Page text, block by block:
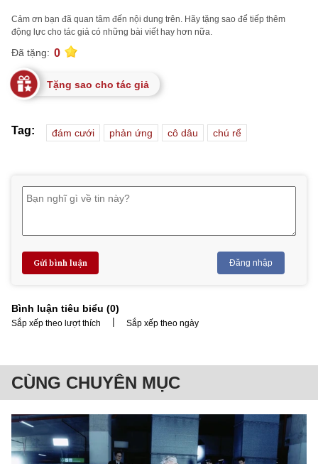
Cảm ơn bạn đã quan tâm đến nội dung trên. Hãy tặng sao để tiếp thêm
động lực cho tác giả có những bài viết hay hơn nữa.
Đã tặng: 0
Tặng sao cho tác giả
Tag: đám cưới phản ứng cô dâu chú rể
Gửi bình luận Đăng nhập
Bình luận tiêu biểu (0)
Sắp xếp theo lượt thích | Sắp xếp theo ngày
CÙNG CHUYÊN MỤC